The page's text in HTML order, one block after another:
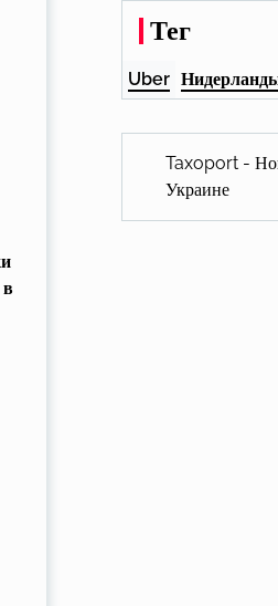
Тег
Uber
Taxoport -
Украине